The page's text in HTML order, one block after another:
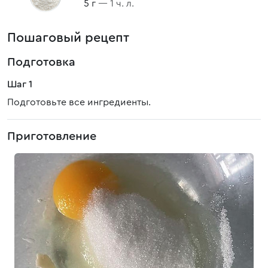
5 г — 1 ч. л.
Пошаговый рецепт
Подготовка
Шаг 1
Подготовьте все ингредиенты.
Приготовление